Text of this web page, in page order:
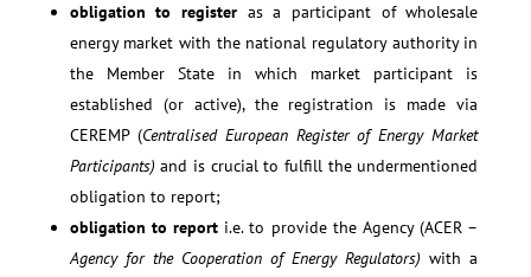
obligation to register as a participant of wholesale
energy market with the national regulatory authority in
the Member State in which market participant is
established (or active), the registration is made via
CEREMP (Centralised European Register of Energy Market
Participants) and is crucial to fulfill the undermentioned
obligation to report;
obligation to report i.e. to provide the Agency (ACER –
Agency for the Cooperation of Energy Regulators) with a